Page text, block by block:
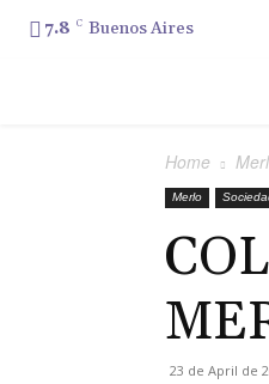
7.8 C Buenos Aires
Home
Merlo
23 de April de